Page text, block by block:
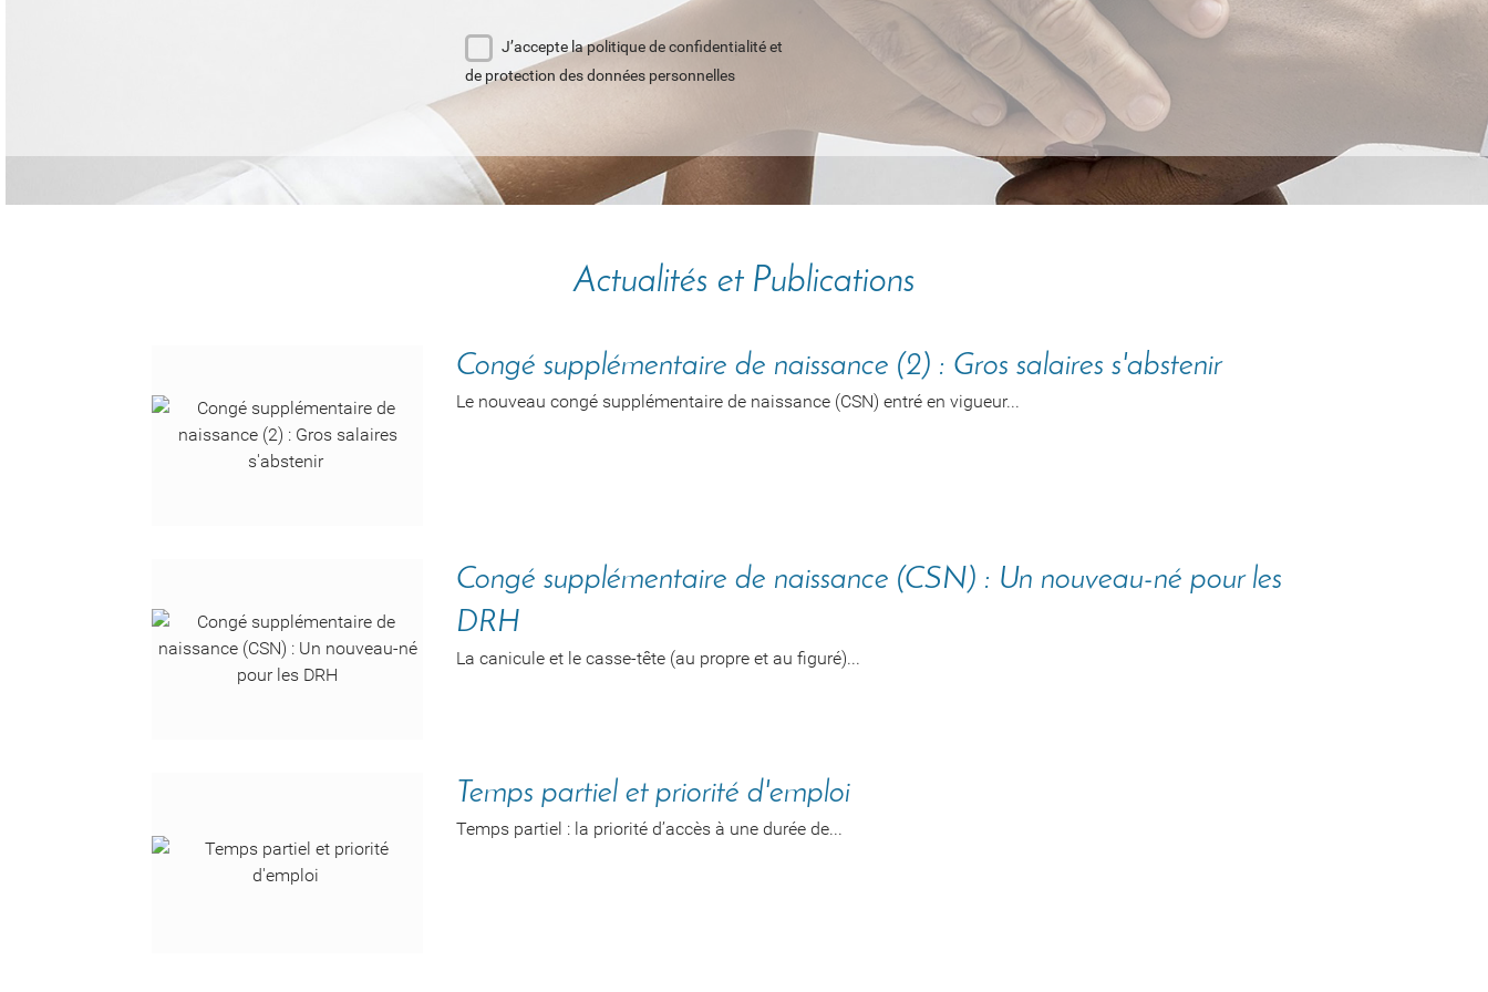
J’accepte la politique de confidentialité et
de protection des données personnelles
Actualités et Publications
Congé supplémentaire de naissance (2) : Gros salaires s'abstenir
Le nouveau congé supplémentaire de naissance (CSN) entré en vigueur...
Congé supplémentaire de naissance (CSN) : Un nouveau-né pour les
DRH
La canicule et le casse-tête (au propre et au figuré)...
Temps partiel et priorité d'emploi
Temps partiel : la priorité d’accès à une durée de...